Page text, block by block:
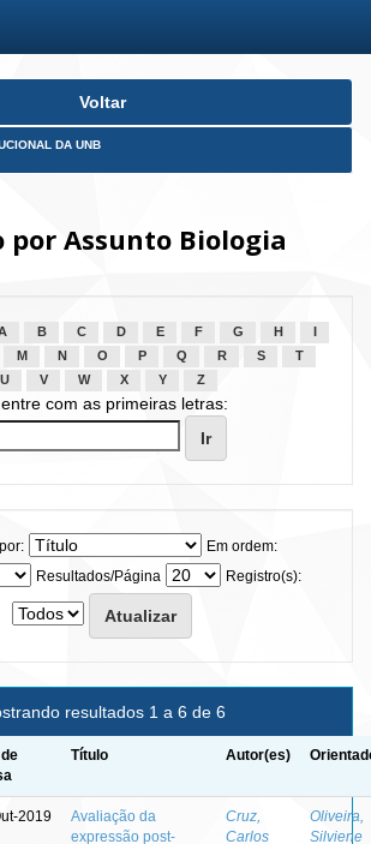
Voltar
DA UNB
por Assunto Biologia
B C D E F G H
M N O P Q R S
T
U
V W X Y Z
com as primeiras letras:
Em ordem:
Resultados/Página
Registro(s):
resultados 1 a 6 de 6
Título Autor(es)
2019
Avaliação da
expressão post-
Cruz,
Carlos
Oliveira,
Silviene